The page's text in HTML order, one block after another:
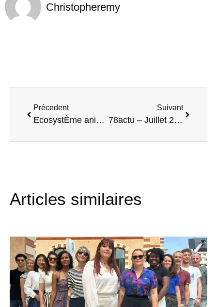
Christopheremy
Précedent
EcosystÈme animÉ par Thomas Hughes – Mars 2021
Suivant
78actu – Juillet 2021
Articles similaires